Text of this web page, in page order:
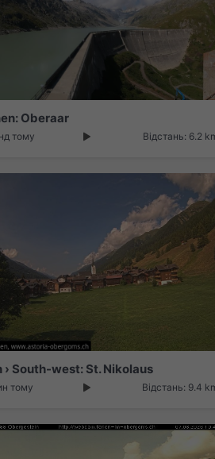
Oberaar
тому Відстань: 6.2
› South-west: St. Nikolaus
тому Відстань: 9.4